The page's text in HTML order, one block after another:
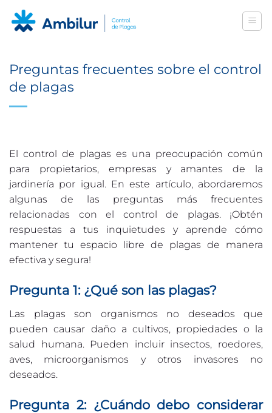
Saltar
Preguntas frecuentes sobre el control
de plagas
El control de plagas es una preocupación común
para propietarios, empresas y amantes de la
jardinería por igual. En este artículo, abordaremos
algunas de las preguntas más frecuentes
relacionadas con el control de plagas. ¡Obtén
respuestas a tus inquietudes y aprende cómo
mantener tu espacio libre de plagas de manera
efectiva y segura!
Pregunta 1: ¿Qué son las plagas?
Las plagas son organismos no deseados que
pueden causar daño a cultivos, propiedades o la
salud humana. Pueden incluir insectos, roedores,
aves, microorganismos y otros invasores no
deseados.
Pregunta 2: ¿Cuándo debo considerar